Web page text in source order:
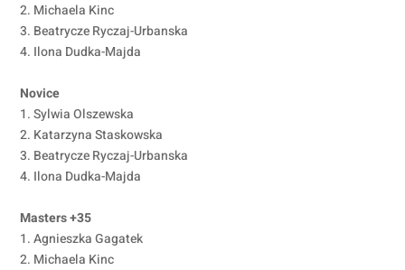
2. Michaela Kinc
3. Beatrycze Ryczaj-Urbanska
4. Ilona Dudka-Majda
Novice
1. Sylwia Olszewska
2. Katarzyna Staskowska
3. Beatrycze Ryczaj-Urbanska
4. Ilona Dudka-Majda
Masters +35
1. Agnieszka Gagatek
2. Michaela Kinc